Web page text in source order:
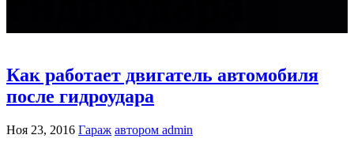
Как работает двигатель автомобиля
после гидроудара
Ноя 23, 2016 Гараж автором admin